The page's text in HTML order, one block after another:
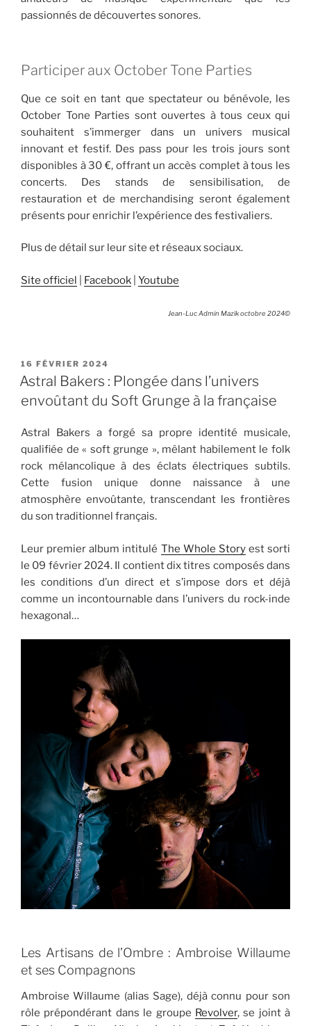
passionnés de découvertes sonores.
Participer aux October Tone Parties
Que ce soit en tant que spectateur ou bénévole, les
October Tone Parties sont ouvertes à tous ceux qui
souhaitent s’immerger dans un univers musical
innovant et festif. Des pass pour les trois jours sont
disponibles à 30 €, offrant un accès complet à tous les
concerts. Des stands de sensibilisation, de
restauration et de merchandising seront également
présents pour enrichir l’expérience des festivaliers.
Plus de détail sur leur site et réseaux sociaux.
Site officiel Facebook Youtube
Jean-Luc Admin Mazik octobre 2024©
PUBLIÉ
LE
16 FÉVRIER 2024
Astral Bakers : Plongée dans l’univers
envoûtant du Soft Grunge à la française
Astral Bakers a forgé sa propre identité musicale,
qualifiée de « soft grunge », mêlant habilement le folk
rock mélancolique à des éclats électriques subtils.
Cette fusion unique donne naissance à une
atmosphère envoûtante, transcendant les frontières
du son traditionnel français.
Leur premier album intitulé The Whole Storyest sorti
le 09 février 2024. Il contient dix titres composés dans
les conditions d’un direct et s’impose dors et déjà
comme un incontournable dans l’univers du rock-inde
hexagonal…
Les Artisans de l’Ombre : Ambroise Willaume
et ses Compagnons
Ambroise Willaume (alias Sage), déjà connu pour son
rôle prépondérant dans le groupe Revolver, se joint à